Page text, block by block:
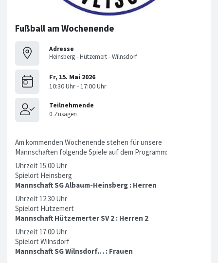
Fußball am Wochenende
Adresse
Heinsberg - Hützemert - Wilnsdorf
Am kommenden Wochenende stehen für unsere
Mannschaften folgende Spiele auf dem Programm:
Uhrzeit 15:00 Uhr
Spielort Heinsberg
Mannschaft SG Albaum-Heinsberg : Herren
Uhrzeit 12:30 Uhr
Spielort Hützemert
Mannschaft Hützemerter SV 2 : Herren 2
Uhrzeit 17:00 Uhr
Spielort Wilnsdorf
Mannschaft SG Wilnsdorf… : Frauen